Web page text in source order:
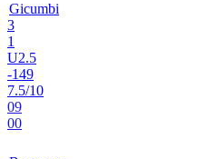
Gicumbi
3
1
U2.5
-149
7.5/10
09
00